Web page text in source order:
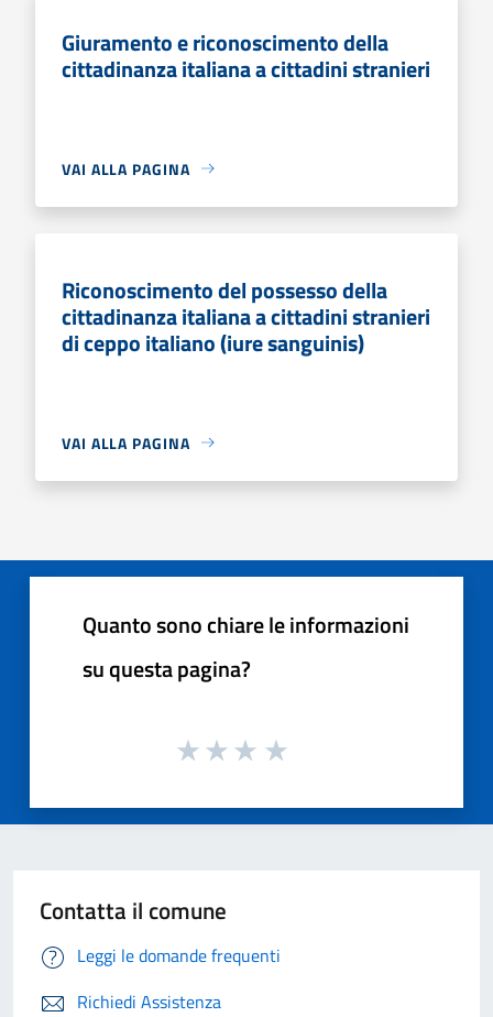
Giuramento e riconoscimento della
cittadinanza italiana a cittadini stranieri
VAI ALLA PAGINA
Riconoscimento del possesso della
cittadinanza italiana a cittadini stranieri
di ceppo italiano (iure sanguinis)
VAI ALLA PAGINA
Quanto sono chiare le informazioni
su questa pagina?
Contatta il comune
Leggi le domande frequenti
Richiedi Assistenza